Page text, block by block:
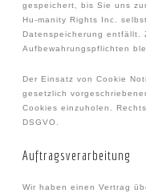
gespeichert, bis Sie uns
Hu-manity Rights Inc.
Datenspeicherung entfällt.
Aufbewahrungspflichten
Der Einsatz von Cookie
gesetzlich
Cookies einzuholen.
DSGVO.
Auftragsverarbeitung
Wir haben einen Vertrag